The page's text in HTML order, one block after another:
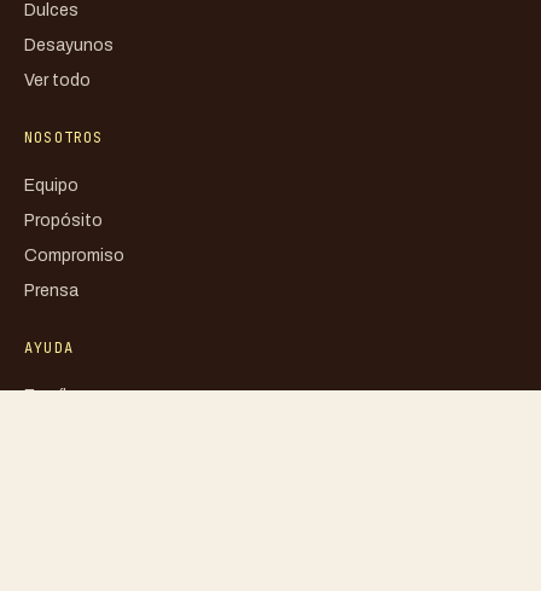
Dulces
Desayunos
Ver todo
NOSOTROS
Equipo
Propósito
Compromiso
Prensa
AYUDA
Escríbenos